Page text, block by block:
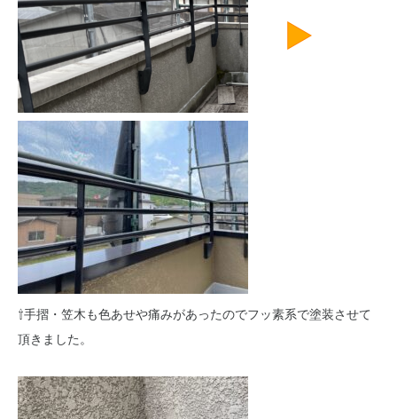
⇧手摺・笠木も色あせや痛みがあったのでフッ素系で塗装させて
頂きました。